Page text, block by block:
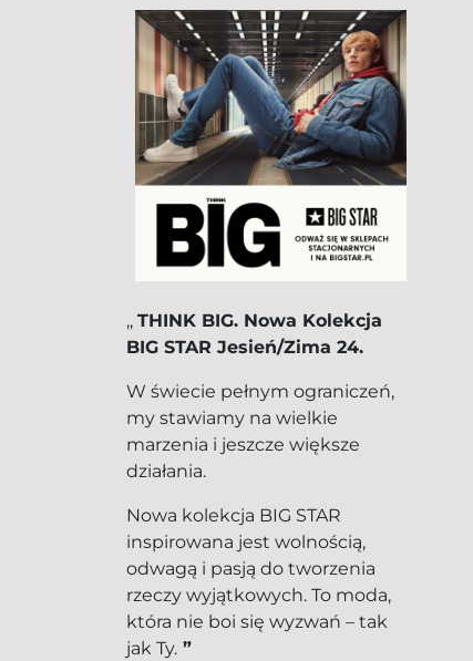
,, THINK BIG. Nowa Kolekcja
BIG STAR Jesień/Zima 24.
W świecie pełnym ograniczeń,
my stawiamy na wielkie
marzenia i jeszcze większe
działania.
Nowa kolekcja BIG STAR
inspirowana jest wolnością,
odwagą i pasją do tworzenia
rzeczy wyjątkowych. To moda,
która nie boi się wyzwań – tak
jak Ty. ”